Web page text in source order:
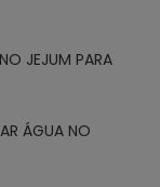
JEJUM PARA
ÁGUA NO